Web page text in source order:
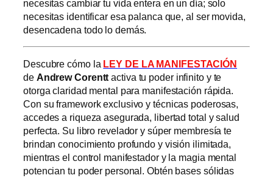
necesitas cambiar tu vida entera en un día; solo
necesitas identificar esa palanca que, al ser movida,
desencadena todo lo demás.
Descubre cómo la LEY DE LA MANIFESTACIÓN
de Andrew Corentt activa tu poder infinito y te
otorga claridad mental para manifestación rápida.
Con su framework exclusivo y técnicas poderosas,
accedes a riqueza asegurada, libertad total y salud
perfecta. Su libro revelador y súper membresía te
brindan conocimiento profundo y visión ilimitada,
mientras el control manifestador y la magia mental
potencian tu poder personal. Obtén bases sólidas